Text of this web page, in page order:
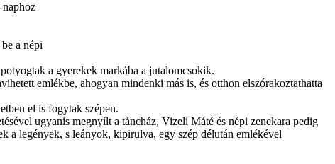
naphoz
a népi
a gyerekek markába a jutalomcsokik.
emlékbe, ahogyan mindenki más is, és otthon elszórakoztathatta
el is fogytak szépen.
ugyanis megnyílt a táncház, Vizeli Máté és népi zenekara pedig
a legények, s leányok, kipirulva, egy szép délután emlékével